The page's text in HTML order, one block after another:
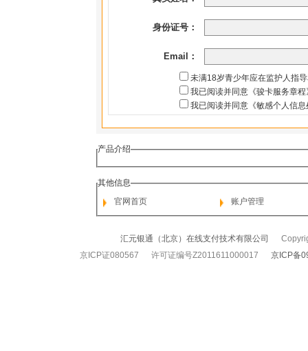
身份证号：
Email：
未满18岁青少年应在监护人指
我已阅读并同意《骏卡服务章程
我已阅读并同意《敏感个人信
产品介绍
其他信息
官网首页
账户管理
汇元银通（北京）在线支付技术有限公司
京ICP证080567 许可证编号Z2011611000017 京ICP备